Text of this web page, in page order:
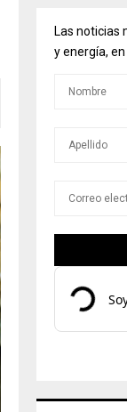
Las noticias
y energía, en